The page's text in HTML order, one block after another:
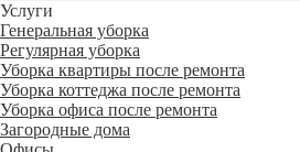
Услуги
Генеральная уборка
Регулярная уборка
Уборка квартиры после ремонта
Уборка коттеджа после ремонта
Уборка офиса после ремонта
Загородные дома